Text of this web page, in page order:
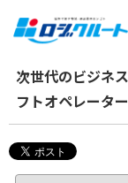
次世代のビジネ
フトオペレーター